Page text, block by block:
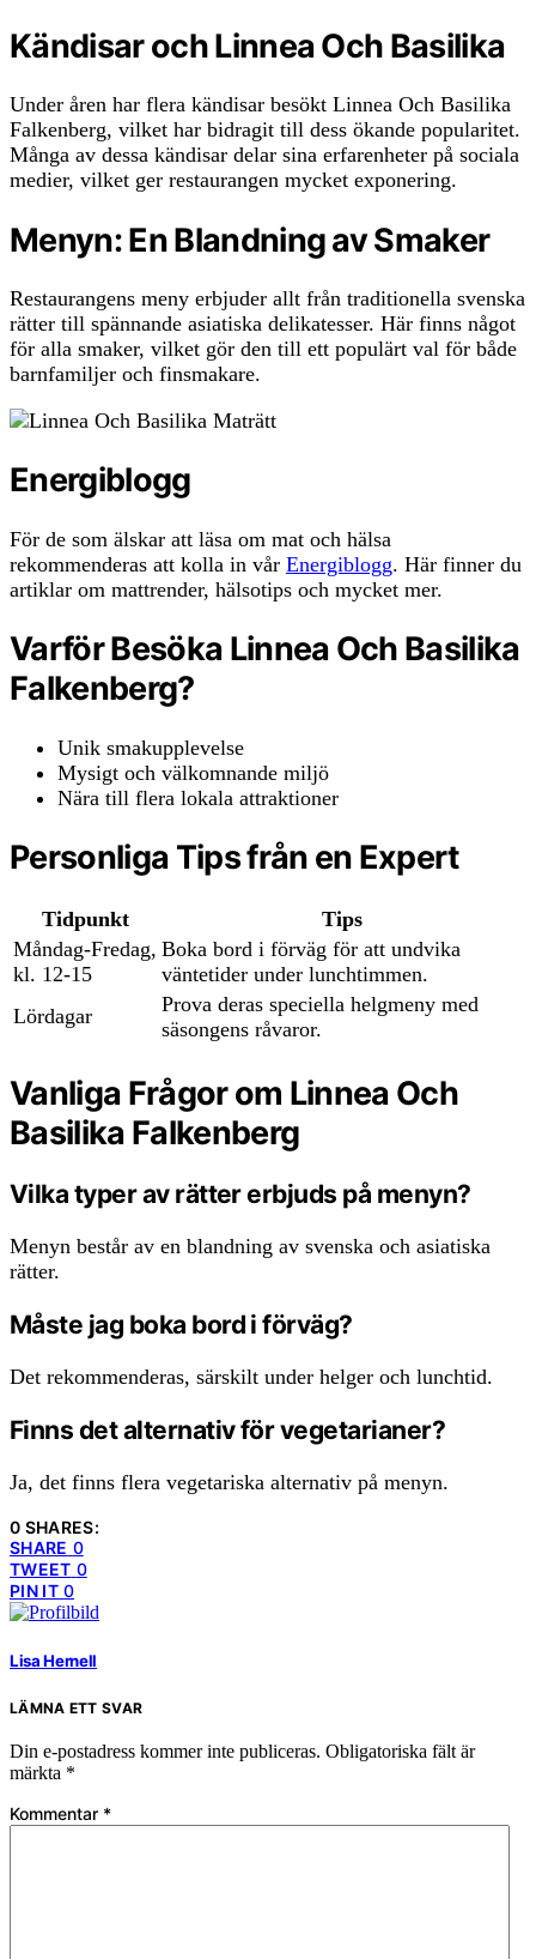
Kändisar och Linnea Och Basilika
Under åren har flera kändisar besökt Linnea Och Basilika
Falkenberg, vilket har bidragit till dess ökande popularitet.
Många av dessa kändisar delar sina erfarenheter på sociala
medier, vilket ger restaurangen mycket exponering.
Menyn: En Blandning av Smaker
Restaurangens meny erbjuder allt från traditionella svenska
rätter till spännande asiatiska delikatesser. Här finns något
för alla smaker, vilket gör den till ett populärt val för både
barnfamiljer och finsmakare.
Energiblogg
För de som älskar att läsa om mat och hälsa
rekommenderas att kolla in vår Energiblogg. Här finner du
artiklar om mattrender, hälsotips och mycket mer.
Varför Besöka Linnea Och Basilika
Falkenberg?
Unik smakupplevelse
Mysigt och välkomnande miljö
Nära till flera lokala attraktioner
Personliga Tips från en Expert
Tidpunkt
Tips
Måndag-Fredag,
kl. 12-15
Boka bord i förväg för att undvika
väntetider under lunchtimmen.
Lördagar
Prova deras speciella helgmeny med
säsongens råvaror.
Vanliga Frågor om Linnea Och
Basilika Falkenberg
Vilka typer av rätter erbjuds på menyn?
Menyn består av en blandning av svenska och asiatiska
rätter.
Måste jag boka bord i förväg?
Det rekommenderas, särskilt under helger och lunchtid.
Finns det alternativ för vegetarianer?
Ja, det finns flera vegetariska alternativ på menyn.
0 SHARES:
SHARE 0
TWEET 0
PIN IT 0
Lisa Hernell
LÄMNA ETT SVAR
Din e-postadress kommer inte publiceras. Obligatoriska fält är
märkta *
Kommentar *